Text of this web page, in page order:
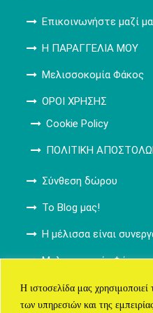
Η ιστοσελίδα μας
των υπηρεσιών και της
Επικοινωνήστε μαζί
Η ΠΑΡΑΓΓΕΛΙΑ ΜΟΥ
Μελισσοκομία Φάκος
ΟΡΟΙ ΧΡΗΣΗΣ
Cookie Policy
ΠΟΛΙΤΙΚΗ
Σύνθεση δώρου
Το Blog μας!
Η μέλισσα είναι
Μελισσοκομία Φάκος
ΚΑΛΑΘΙ ΑΓΟΡΩΝ